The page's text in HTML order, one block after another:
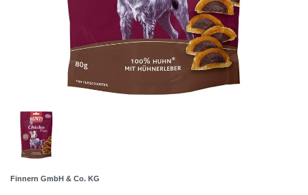
Finnern GmbH & Co. KG